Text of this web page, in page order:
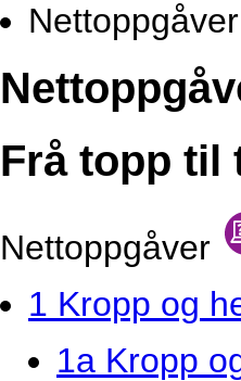
Nettoppgåver
Frå topp til
Nettoppgåver
1 Kropp og
1a Kropp